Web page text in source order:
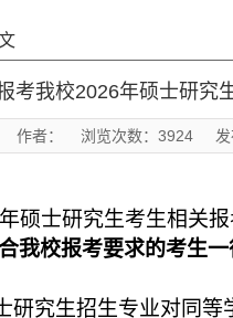
考我校2026年硕士研究
作者： 浏览次数： 3924 发
硕士研究生考生相关
我校报考要求的考生
研究生招生专业对同